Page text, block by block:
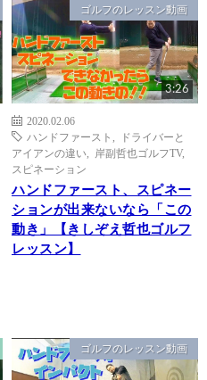
ゴルフのレッスン動画
3:26
2020.02.06
ハンドファースト
ドライバーと
アイアンの違い
岸副哲也ゴルフTV,
スピネーション
ハンドファースト、スピネー
ションが出来ないなら「この
動き」【きしぞえ哲也ゴルフ
レッスン】
ゴルフのレッスン動画